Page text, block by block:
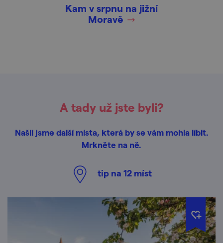
Kam v srpnu na jižní
Moravě
A tady už jste byli?
Našli jsme další místa, která by se vám mohla líbit.
Mrkněte na ně.
tip na 12 míst